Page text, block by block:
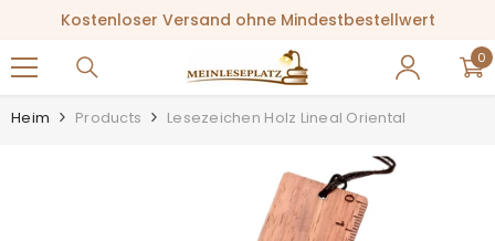
Kostenloser Versand ohne Mindestbestellwert
0
0
Heim Products Lesezeichen Holz Lineal Oriental